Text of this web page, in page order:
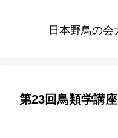
日本野鳥の
第23回鳥類学講